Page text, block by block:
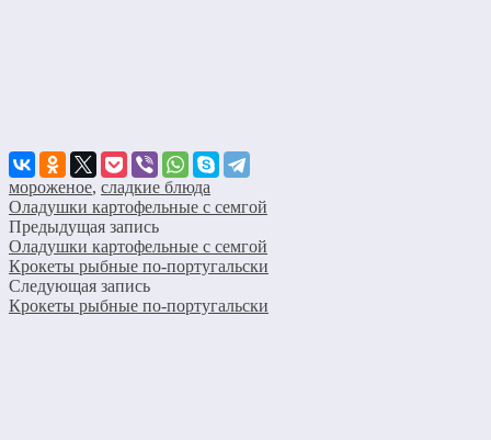
мороженое, сладкие блюда
Оладушки картофельные с семгой
Предыдущая запись
Оладушки картофельные с семгой
Крокеты рыбные по-португальски
Следующая запись
Крокеты рыбные по-португальски